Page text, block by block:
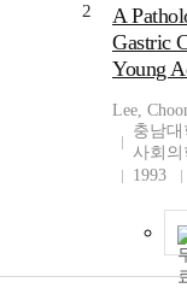
2
A
Gastric
Young
Lee,
충남
사회
1993